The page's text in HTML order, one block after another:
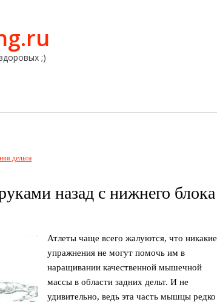
;)
дельта
назад с нижнего блока
Атлеты чаще всего жалуются, что никакие
упражнения не могут помочь им в
наращивании качественной мышечной
массы в области задних дельт. И не
удивительно, ведь эта часть мышцы редко